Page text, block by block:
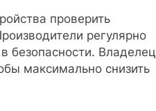
проверить
регулярно
безопасности. Владелец
максимально снизить